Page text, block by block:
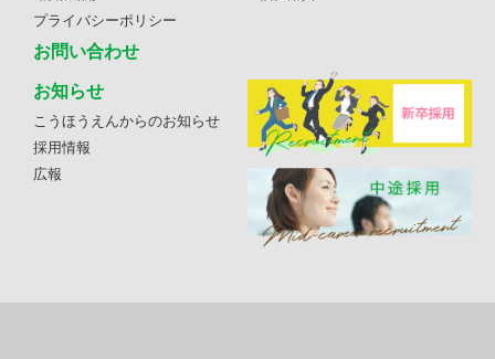
プライバシーポリシー
お問い合わせ
お知らせ
こうほうえんからのお知らせ
採用情報
広報